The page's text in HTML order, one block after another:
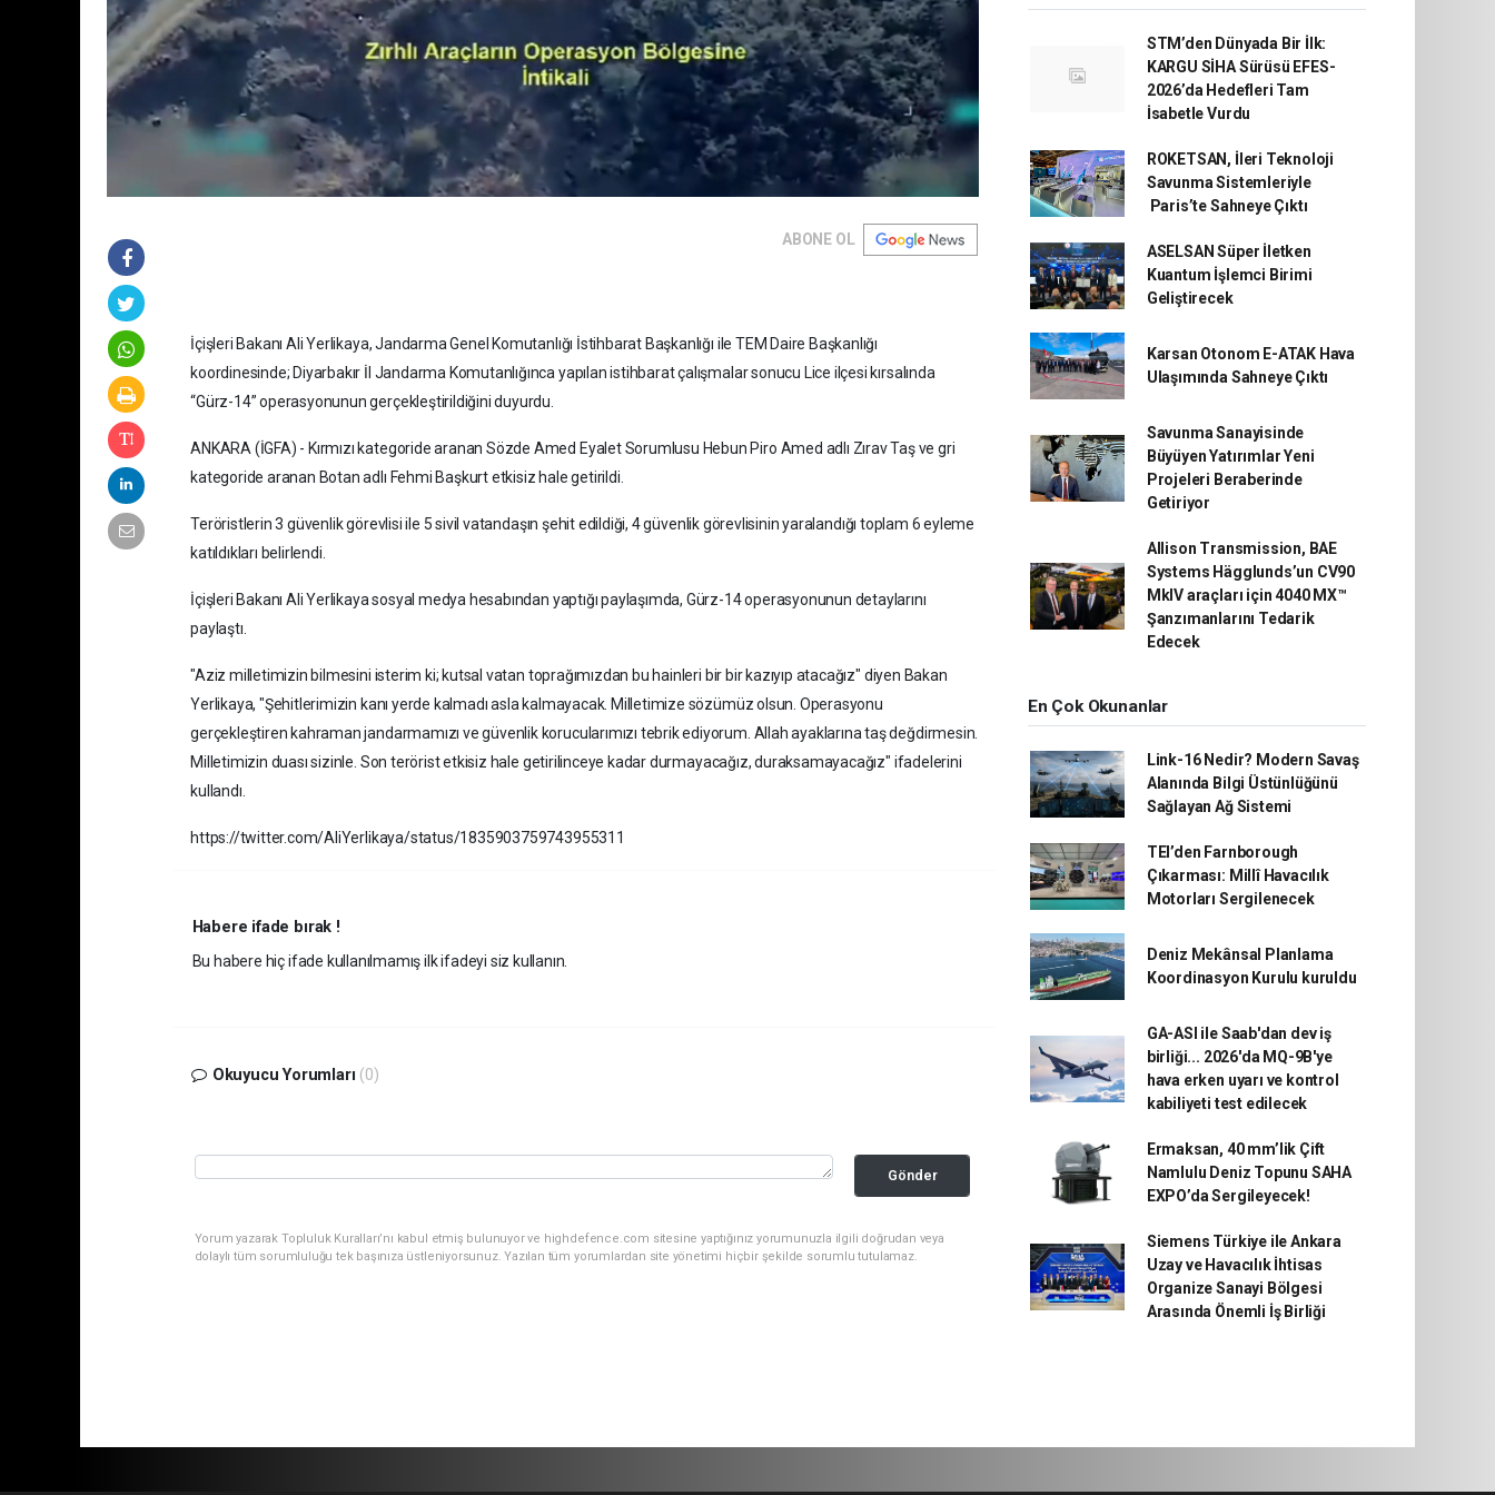
ABONE OL
İçişleri Bakanı Ali Yerlikaya, Jandarma Genel Komutanlığı İstihbarat Başkanlığı ile TEM Daire Başkanlığı
koordinesinde; Diyarbakır İl Jandarma Komutanlığınca yapılan istihbarat çalışmalar sonucu Lice ilçesi kırsalında
“Gürz-14” operasyonunun gerçekleştirildiğini duyurdu.
ANKARA (İGFA) - Kırmızı kategoride aranan Sözde Amed Eyalet Sorumlusu Hebun Piro Amed adlı Zırav Taş ve gri
kategoride aranan Botan adlı Fehmi Başkurt etkisiz hale getirildi.
Teröristlerin 3 güvenlik görevlisi ile 5 sivil vatandaşın şehit edildiği, 4 güvenlik görevlisinin yaralandığı toplam 6 eyleme
katıldıkları belirlendi.
İçişleri Bakanı Ali Yerlikaya sosyal medya hesabından yaptığı paylaşımda, Gürz-14 operasyonunun detaylarını
paylaştı.
"Aziz milletimizin bilmesini isterim ki; kutsal vatan toprağımızdan bu hainleri bir bir kazıyıp atacağız" diyen Bakan
Yerlikaya, "Şehitlerimizin kanı yerde kalmadı asla kalmayacak. Milletimize sözümüz olsun. Operasyonu
gerçekleştiren kahraman jandarmamızı ve güvenlik korucularımızı tebrik ediyorum. Allah ayaklarına taş değdirmesin.
Milletimizin duası sizinle. Son terörist etkisiz hale getirilinceye kadar durmayacağız, duraksamayacağız" ifadelerini
kullandı.
https://twitter.com/AliYerlikaya/status/1835903759743955311
Habere ifade bırak !
Bu habere hiç ifade kullanılmamış ilk ifadeyi siz kullanın.
Okuyucu Yorumları (0)
Gönder
Yorum yazarak Topluluk Kuralları’nı kabul etmiş bulunuyor ve highdefence.com sitesine yaptığınız yorumunuzla ilgili doğrudan veya
dolaylı tüm sorumluluğu tek başınıza üstleniyorsunuz. Yazılan tüm yorumlardan site yönetimi hiçbir şekilde sorumlu tutulamaz.
STM’den Dünyada Bir İlk:
KARGU SİHA Sürüsü EFES-
2026’da Hedefleri Tam
İsabetle Vurdu
ROKETSAN, İleri Teknoloji
Savunma Sistemleriyle
Paris’te Sahneye Çıktı
ASELSAN Süper İletken
Kuantum İşlemci Birimi
Geliştirecek
Karsan Otonom E-ATAK Hava
Ulaşımında Sahneye Çıktı
Savunma Sanayisinde
Büyüyen Yatırımlar Yeni
Projeleri Beraberinde
Getiriyor
Allison Transmission, BAE
Systems Hägglunds’un CV90
MkIV araçları için 4040 MX™
Şanzımanlarını Tedarik
Edecek
En Çok Okunanlar
Link-16 Nedir? Modern Savaş
Alanında Bilgi Üstünlüğünü
Sağlayan Ağ Sistemi
TEI’den Farnborough
Çıkarması: Millî Havacılık
Motorları Sergilenecek
Deniz Mekânsal Planlama
Koordinasyon Kurulu kuruldu
GA-ASI ile Saab'dan dev iş
birliği... 2026'da MQ-9B'ye
hava erken uyarı ve kontrol
kabiliyeti test edilecek
Ermaksan, 40 mm’lik Çift
Namlulu Deniz Topunu SAHA
EXPO’da Sergileyecek!
Siemens Türkiye ile Ankara
Uzay ve Havacılık İhtisas
Organize Sanayi Bölgesi
Arasında Önemli İş Birliği